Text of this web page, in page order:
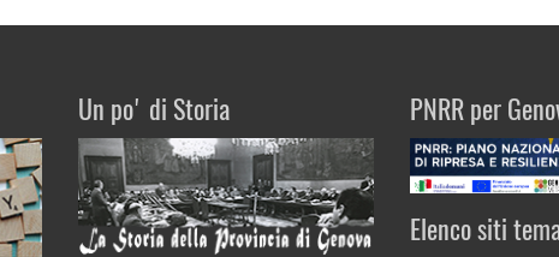
Un po' di Storia PNRR per
Elenco siti